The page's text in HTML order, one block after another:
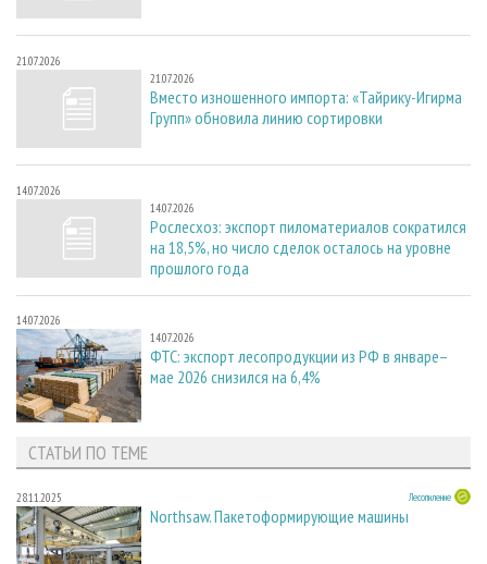
21.07.2026
21.07.2026
Вместо изношенного импорта: «Тайрику-Игирма
Групп» обновила линию сортировки
14.07.2026
14.07.2026
Рослесхоз: экспорт пиломатериалов сократился
на 18,5%, но число сделок осталось на уровне
прошлого года
14.07.2026
14.07.2026
ФТС: экспорт лесопродукции из РФ в январе–
мае 2026 снизился на 6,4%
СТАТЬИ ПО ТЕМЕ
28.11.2025 Лесопиление
Northsaw. Пакетоформирующие машины